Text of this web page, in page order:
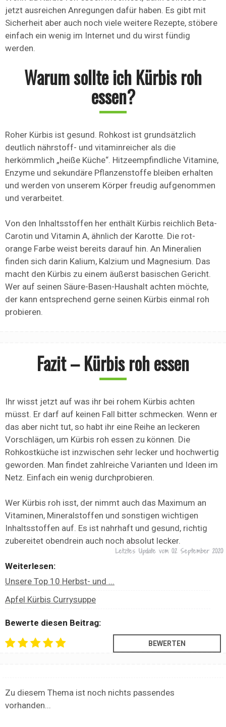
jetzt ausreichen Anregungen dafür haben. Es gibt mit
Sicherheit aber auch noch viele weitere Rezepte, stöbere
einfach ein wenig im Internet und du wirst fündig
werden.
Warum sollte ich Kürbis roh
essen?
Roher Kürbis ist gesund. Rohkost ist grundsätzlich
deutlich nährstoff- und vitaminreicher als die
herkömmlich „heiße Küche“. Hitzeempfindliche Vitamine,
Enzyme und sekundäre Pflanzenstoffe bleiben erhalten
und werden von unserem Körper freudig aufgenommen
und verarbeitet.
Von den Inhaltsstoffen her enthält Kürbis reichlich Beta-
Carotin und Vitamin A, ähnlich der Karotte. Die rot-
orange Farbe weist bereits darauf hin. An Mineralien
finden sich darin Kalium, Kalzium und Magnesium. Das
macht den Kürbis zu einem äußerst basischen Gericht.
Wer auf seinen Säure-Basen-Haushalt achten möchte,
der kann entsprechend gerne seinen Kürbis einmal roh
probieren.
Fazit – Kürbis roh essen
Ihr wisst jetzt auf was ihr bei rohem Kürbis achten
müsst. Er darf auf keinen Fall bitter schmecken. Wenn er
das aber nicht tut, so habt ihr eine Reihe an leckeren
Vorschlägen, um Kürbis roh essen zu können. Die
Rohkostküche ist inzwischen sehr lecker und hochwertig
geworden. Man findet zahlreiche Varianten und Ideen im
Netz. Einfach ein wenig durchprobieren.
Wer Kürbis roh isst, der nimmt auch das Maximum an
Vitaminen, Mineralstoffen und sonstigen wichtigen
Inhaltsstoffen auf. Es ist nahrhaft und gesund, richtig
zubereitet obendrein auch noch absolut lecker.
Letztes Update vom 02 September 2020
Weiterlesen:
Unsere Top 10 Herbst- und ...
Apfel Kürbis Currysuppe
Bewerte diesen Beitrag:
Zu diesem Thema ist noch nichts passendes
vorhanden...